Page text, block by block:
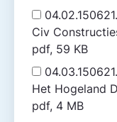
Civ
pdf, 59 KB
Het Hogeland
pdf, 4 MB